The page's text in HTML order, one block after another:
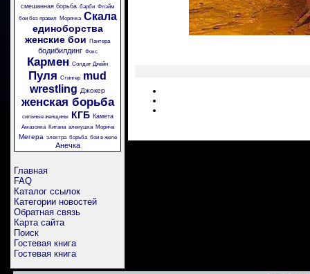
смешанная борьба барби Флэйм
бои без правил
Морячка Скала
единоборства
женские бои
Пантера
бодибилдинг Фокс
Кармен Солдат Джейн
Пуля Стингер mud
wrestling Джокер
женская борьба
сильные женщины КГБ Камета
Амазонка Китана аленушка Моряча
Мегера электра борьба бои в желе
Анечка
Главная
FAQ
Каталог ссылок
Категории новостей
Обратная связь
Карта сайта
Поиск
Гостевая книга
Гостевая книга